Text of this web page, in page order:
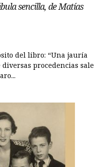
sencilla, de Matías
del libro: “Una jauría
procedencias sale